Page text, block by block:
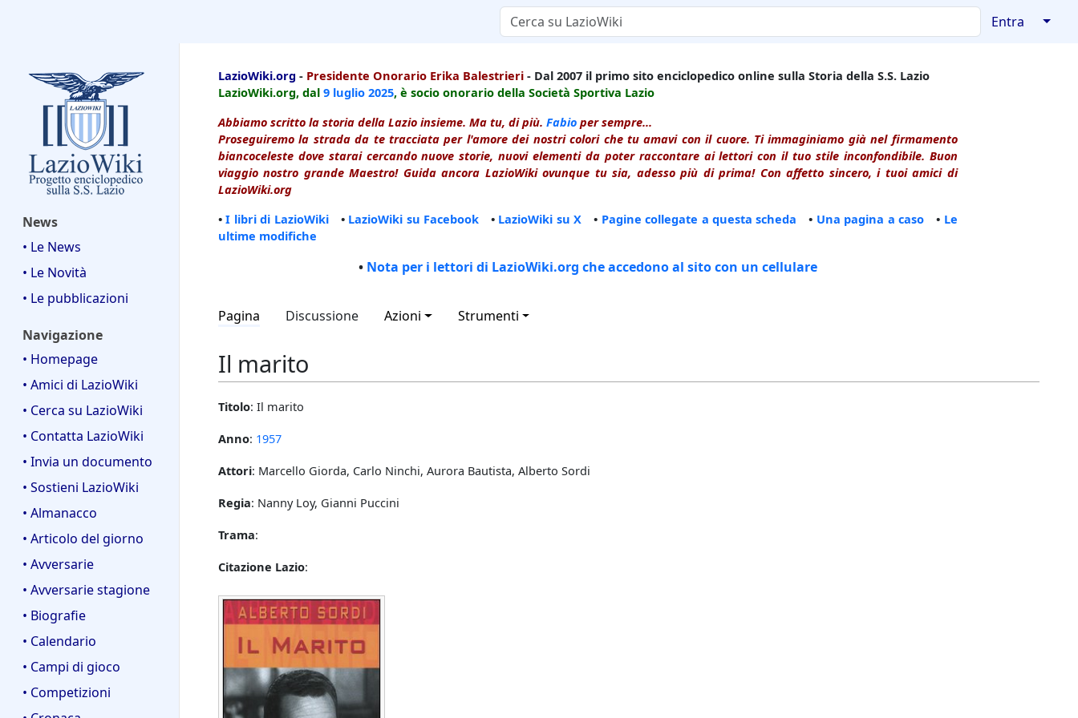
Entra ↓
News
• Le News
• Le Novità
• Le pubblicazioni
Navigazione
• Homepage
• Amici di LazioWiki
• Cerca su LazioWiki
• Contatta LazioWiki
• Invia un documento
• Sostieni LazioWiki
• Almanacco
• Articolo del giorno
• Avversarie
• Avversarie stagione
• Biografie
• Calendario
• Campi di gioco
• Competizioni
LazioWiki.org - Presidente Onorario Erika Balestrieri - Dal 2007 il primo sito enciclopedico online sulla Storia della S.S. Lazio
LazioWiki.org, dal 9 luglio 2025, è socio onorario della Società Sportiva Lazio
Abbiamo scritto la storia della Lazio insieme. Ma tu, di più. Fabio per sempre...
Proseguiremo la strada da te tracciata per l'amore dei nostri colori che tu amavi con il cuore. Ti immaginiamo già nel firmamento
biancoceleste dove starai cercando nuove storie, nuovi elementi da poter raccontare ai lettori con il tuo stile inconfondibile. Buon
viaggio nostro grande Maestro! Guida ancora LazioWiki ovunque tu sia, adesso più di prima! Con affetto sincero, i tuoi amici di
LazioWiki.org
•I libri di LazioWiki• LazioWiki su Facebook • LazioWiki su X • Pagine collegate a questa scheda • Una pagina a caso • Le
ultime modifiche
• Nota per i lettori di LazioWiki.org che accedono al sito con un cellulare
Pagina Discussione Azioni Strumenti
Il marito
Titolo: Il marito
Anno: 1957
Attori: Marcello Giorda, Carlo Ninchi, Aurora Bautista, Alberto Sordi
Regia: Nanny Loy, Gianni Puccini
Trama:
Citazione Lazio: